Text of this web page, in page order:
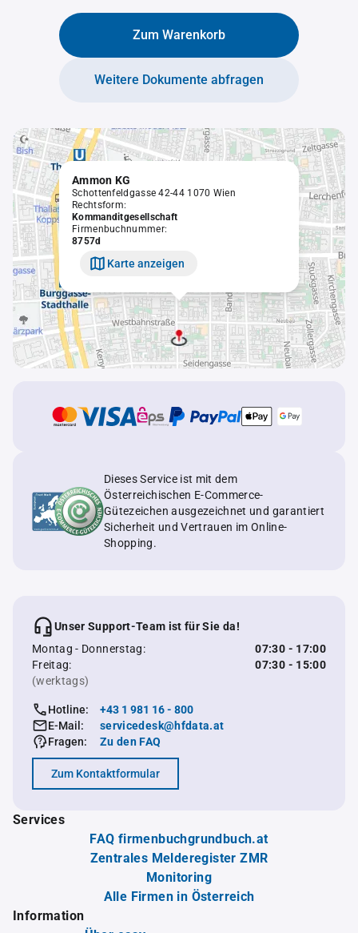
Zum Warenkorb
Weitere Dokumente abfragen
Ammon KG
Schottenfeldgasse 42-44 1070 Wien
Rechtsform:
Kommanditgesellschaft
Firmenbuchnummer:
8757d
Karte anzeigen
Dieses Service ist mit dem
Österreichischen E-Commerce-
Gütezeichen ausgezeichnet und garantiert
Sicherheit und Vertrauen im Online-
Shopping.
Unser Support-Team ist für Sie da!
Montag - Donnerstag:
07:30 - 17:00
Freitag:
07:30 - 15:00
(werktags)
Hotline:
+43 1 981 16 - 800
E-Mail:
servicedesk@hfdata.at
Fragen:
Zu den FAQ
Zum Kontaktformular
Services
FAQ firmenbuchgrundbuch.at
Zentrales Melderegister ZMR
Monitoring
Alle Firmen in Österreich
Information